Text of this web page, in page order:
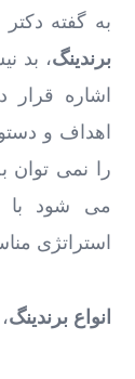
به گفته دکتر
برندینگ، بد
اشاره قرار
اهداف و
را نمی
می شود با
استراتژی
انواع برندینگ